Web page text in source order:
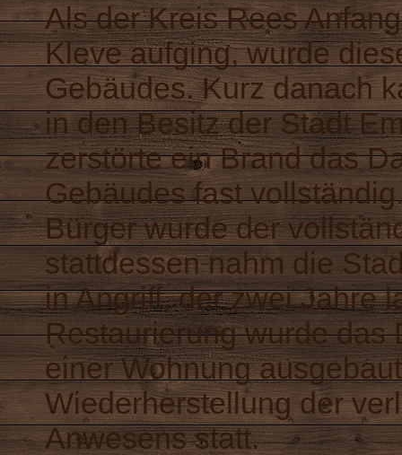
Als der Kreis Rees
Kleve aufging, wurde
Gebäudes. Kurz danach
in den Besitz der Stadt
zerstörte ein Brand das
Gebäudes fast
Bürger wurde der
stattdessen nahm die
in Angriff, der zwei Jahre
Restaurierung wurde das
einer Wohnung
Wiederherstellung der
Anwesens statt.